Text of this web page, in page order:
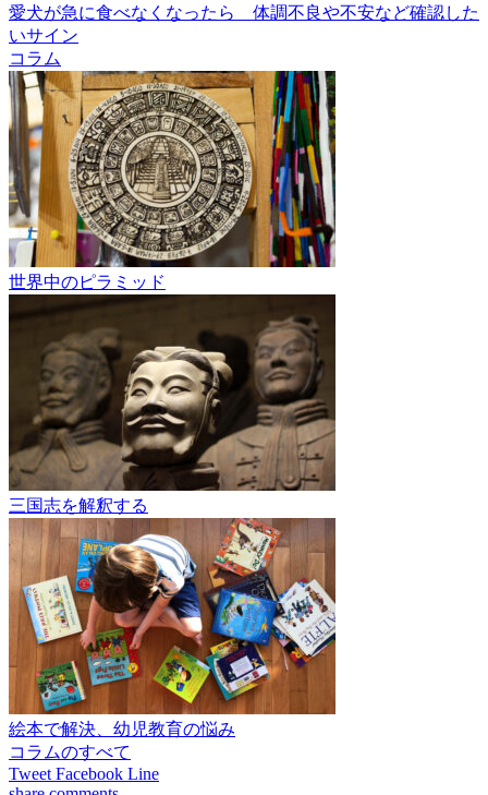
愛犬が急に食べなくなったら 体調不良や不安など確認した
いサイン
コラム
世界中のピラミッド
三国志を解釈する
絵本で解決、幼児教育の悩み
コラムのすべて
Tweet Facebook Line